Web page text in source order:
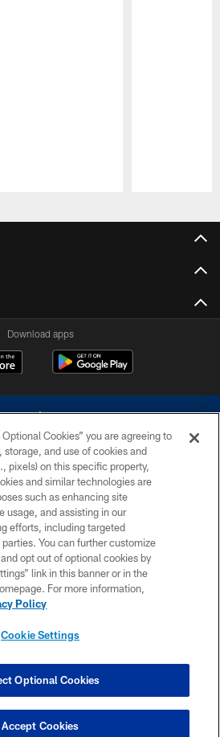
Download apps
rights reserved. Do not duplicate in any form
Dallas Cowboys. The Dallas Cowboys
contact with any person to request personal or
information.
PRIVACY POLICY
ACCESSIBILITY
SITE MAP
SETTINGS
Cookies” you are agreeing to
and use of cookies and
pixels) on this specific property,
and similar technologies are
such as enhancing site
usage, and assisting in our
efforts, including targeted
You can further customize
opt out of optional cookies by
link in this banner or in the
For more information,
Policy
Cookie Settings
Optional Cookies
Accept Cookies